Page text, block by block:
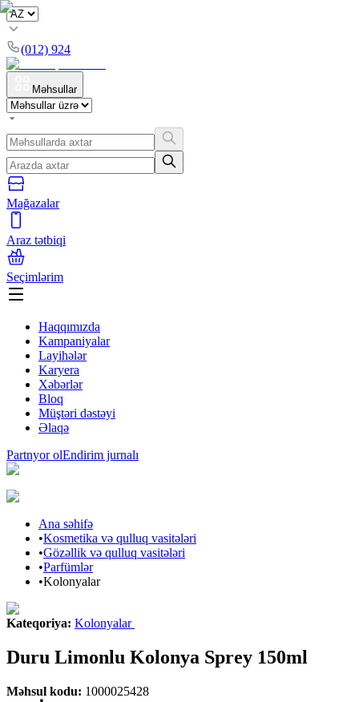
(012) 924
Məhsullar
Mağazalar
Araz tətbiqi
Seçimlərim
Haqqımızda
Kampaniyalar
Layihələr
Karyera
Xəbərlər
Bloq
Müştəri dəstəyi
Əlaqə
Partnyor olEndirim jurnalı
Ana səhifə
•Kosmetika və qulluq vasitələri
•Gözəllik və qulluq vasitələri
•Parfümlər
•Kolonyalar
Kateqoriya: Kolonyalar
Duru Limonlu Kolonya Sprey 150ml
Məhsul kodu: 1000025428